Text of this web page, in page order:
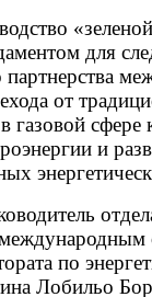
для
партнерства
от
газовой сфере
и
по
Лобильо